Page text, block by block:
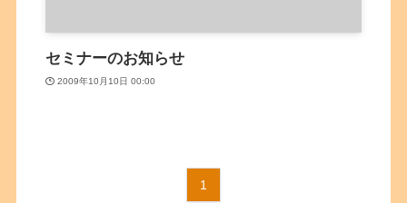
セミナーのお知らせ
2009年10月10日 00:00
1